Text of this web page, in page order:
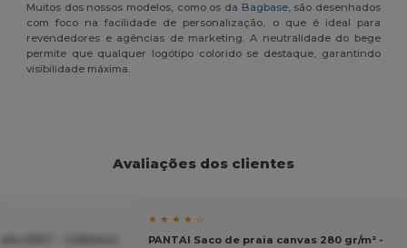
Muitos dos nossos modelos, como os da Bagbase, são desenhados
com foco na facilidade de personalização, o que é ideal para
revendedores e agências de marketing. A neutralidade do bege
permite que qualquer logótipo colorido se destaque, garantindo
visibilidade máxima.
Avaliações dos clientes
★ ★ ★ ★ ☆
PANTAI Saco de praia canvas 280 gr/m² -